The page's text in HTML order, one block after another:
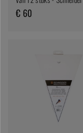
€ 60